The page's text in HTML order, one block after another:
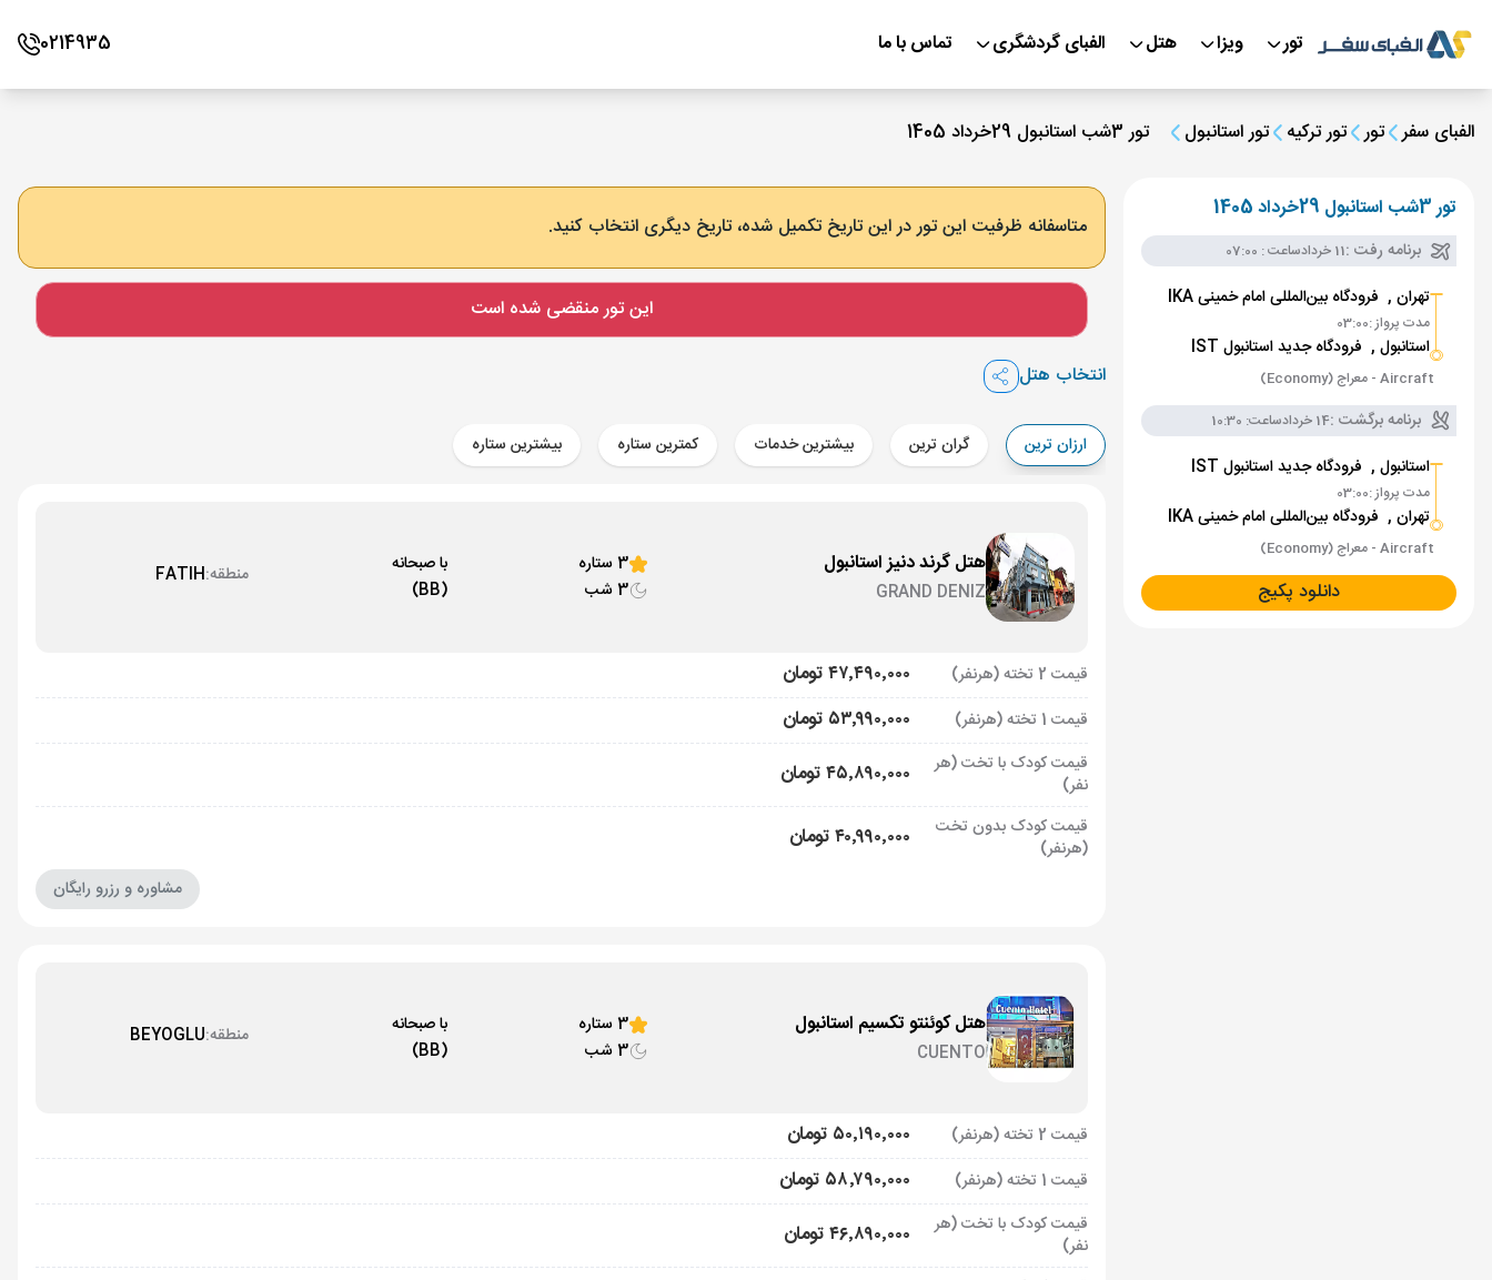
تور ویزا هتل الفبای گردشگری تماس با ما 0214935
الفبای سفر تور تور ترکیه تور استانبول تور 3شب استانبول 29خرداد 1405
تور 3شب استانبول 29خرداد 1405
برنامه رفت :11 خرداد ساعت : 07:00
تهران , فرودگاه بین‌المللی امام خمینی IKA
مدت پرواز :03:00
استانبول , فرودگاه جدید استانبول IST
Aircraft - معراج (Economy)
برنامه برگشت :14 خرداد ساعت: 10:30
استانبول , فرودگاه جدید استانبول IST
مدت پرواز :03:00
تهران , فرودگاه بین‌المللی امام خمینی IKA
Aircraft - معراج (Economy)
دانلود پکیج
متاسفانه ظرفیت این تور در این تاریخ تکمیل شده، تاریخ دیگری انتخاب کنید.
این تور منقضی شده است
انتخاب هتل
ارزان ترین گران ترین بیشترین خدمات کمترین ستاره بیشترین ستاره
هتل گرند دنیز استانبول
GRAND DENIZ
3 ستاره
3 شب
با صبحانه
(BB)
منطقه:FATIH
قیمت 2 تخته (هرنفر) ۴۷٬۴۹۰٬۰۰۰ تومان
قیمت 1 تخته (هرنفر) ۵۳٬۹۹۰٬۰۰۰ تومان
قیمت کودک با تخت (هر
نفر)
۴۵٬۸۹۰٬۰۰۰ تومان
قیمت کودک بدون تخت
(هرنفر)
۴۰٬۹۹۰٬۰۰۰ تومان
مشاوره و رزرو رایگان
هتل کوئنتو تکسیم استانبول
CUENTO
3 ستاره
3 شب
با صبحانه
(BB)
منطقه:BEYOGLU
قیمت 2 تخته (هرنفر) ۵۰٬۱۹۰٬۰۰۰ تومان
قیمت 1 تخته (هرنفر) ۵۸٬۷۹۰٬۰۰۰ تومان
قیمت کودک با تخت (هر
نفر)
۴۶٬۸۹۰٬۰۰۰ تومان